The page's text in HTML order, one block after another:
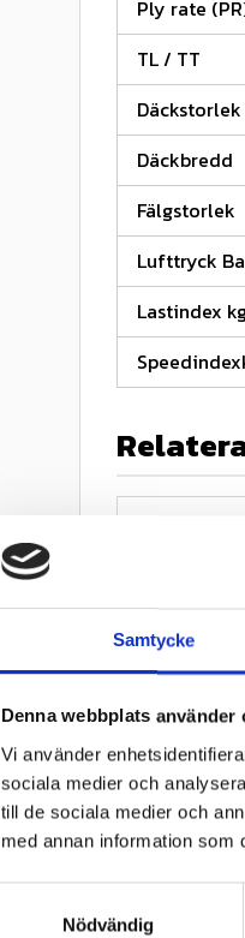
Samtycke
Denna webbplats använder
Vi använder
sociala medier och
till de sociala medier och
med annan information som
Nödvändig
Ply rate
TL / TT
Däckstorlek
Däckbredd
Fälgstorlek
Lufttryck
Lastindex
Köp minst 4
rabatt på
BKT W-207
26x10,00-
W 207 är
för alla